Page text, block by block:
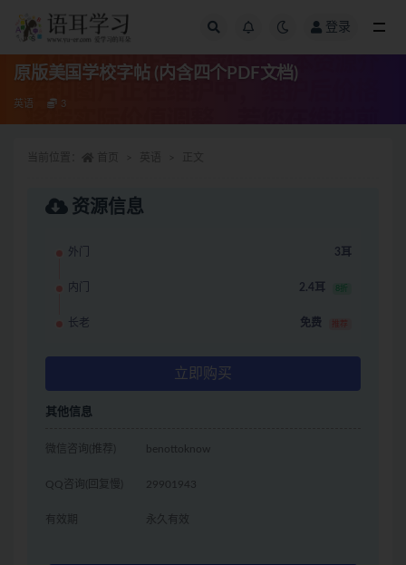
登录
原版美国学校字帖 (内含四个PDF文档)
英语 3
资源信息
外门 3耳
内门 2.4耳 8折
长老 免费 推荐
立即购买
其他信息
微信咨询(推荐) benottoknow
QQ咨询(回复慢) 29901943
有效期 永久有效